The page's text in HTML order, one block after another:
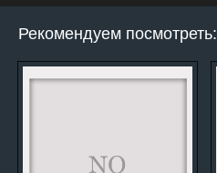
Рекомендуем посмотреть: